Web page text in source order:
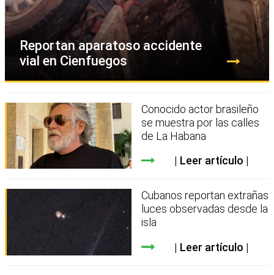
Reportan aparatoso accidente
vial en Cienfuegos
Conocido actor brasileño
se muestra por las calles
de La Habana
Leer artículo
Cubanos reportan extrañas
luces observadas desde la
isla
Leer artículo